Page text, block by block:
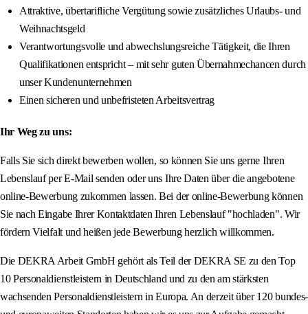
Attraktive, übertarifliche Vergütung sowie zusätzliches Urlaubs- und
Weihnachtsgeld
Verantwortungsvolle und abwechslungsreiche Tätigkeit, die Ihren
Qualifikationen entspricht – mit sehr guten Übernahmechancen durch
unser Kundenunternehmen
Einen sicheren und unbefristeten Arbeitsvertrag
Ihr Weg zu uns:
Falls Sie sich direkt bewerben wollen, so können Sie uns gerne Ihren
Lebenslauf per E-Mail senden oder uns Ihre Daten über die angebotene
online-Bewerbung zukommen lassen. Bei der online-Bewerbung können
Sie nach Eingabe Ihrer Kontaktdaten Ihren Lebenslauf "hochladen". Wir
fördern Vielfalt und heißen jede Bewerbung herzlich willkommen.
Die DEKRA Arbeit GmbH gehört als Teil der DEKRA SE zu den Top
10 Personaldienstleistern in Deutschland und zu den am stärksten
wachsenden Personaldienstleistern in Europa. An derzeit über 120 bundes-